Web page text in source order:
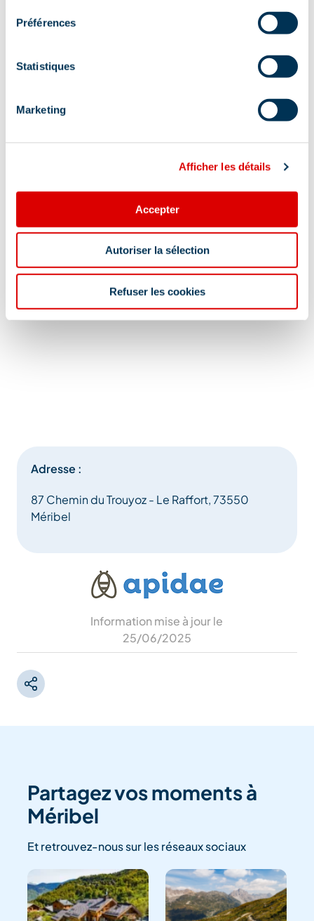
Préférences
Statistiques
Marketing
Afficher les détails
Accepter
Autoriser la sélection
Refuser les cookies
Localisation
Adresse :
87 Chemin du Trouyoz - Le Raffort, 73550
Méribel
Information mise à jour le
25/06/2025
Partagez vos moments à
Méribel
Et retrouvez-nous sur les réseaux sociaux